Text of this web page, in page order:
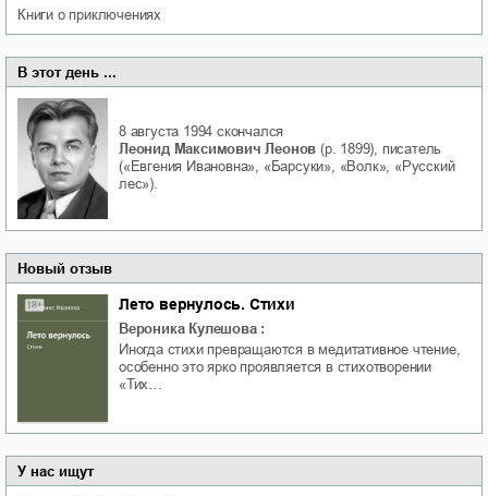
книги о приключениях
В этот день ...
8 августа 1994 скончался
Леонид Максимович Леонов (р. 1899), писатель
(«Евгения Ивановна», «Барсуки», «Волк», «Русский
лес»).
Новый отзыв
Лето вернулось. Стихи
Вероника Кулешова :
Иногда стихи превращаются в медитативное чтение,
особенно это ярко проявляется в стихотворении
«Тих…
У нас ищут